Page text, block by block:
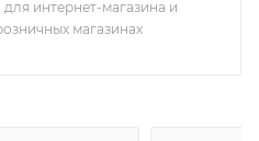
интернет-магазина и
магазинах